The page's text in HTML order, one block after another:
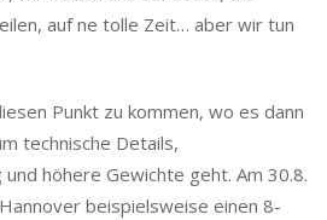
auf ne tolle Zeit… aber wir tun
Punkt zu kommen, wo es dann
technische Details,
höhere Gewichte geht. Am 30.8.
beispielsweise einen 8-